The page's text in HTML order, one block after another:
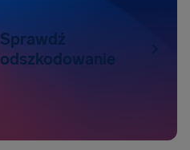
Sprawdź
odszkodowanie